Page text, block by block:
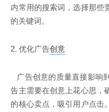
内常用的搜索词，选择那些
的关键词。
2. 优化广告创意
广告创意的质量直接影响
告主需要在创意上花心思，
的核心卖点，吸引用户点击